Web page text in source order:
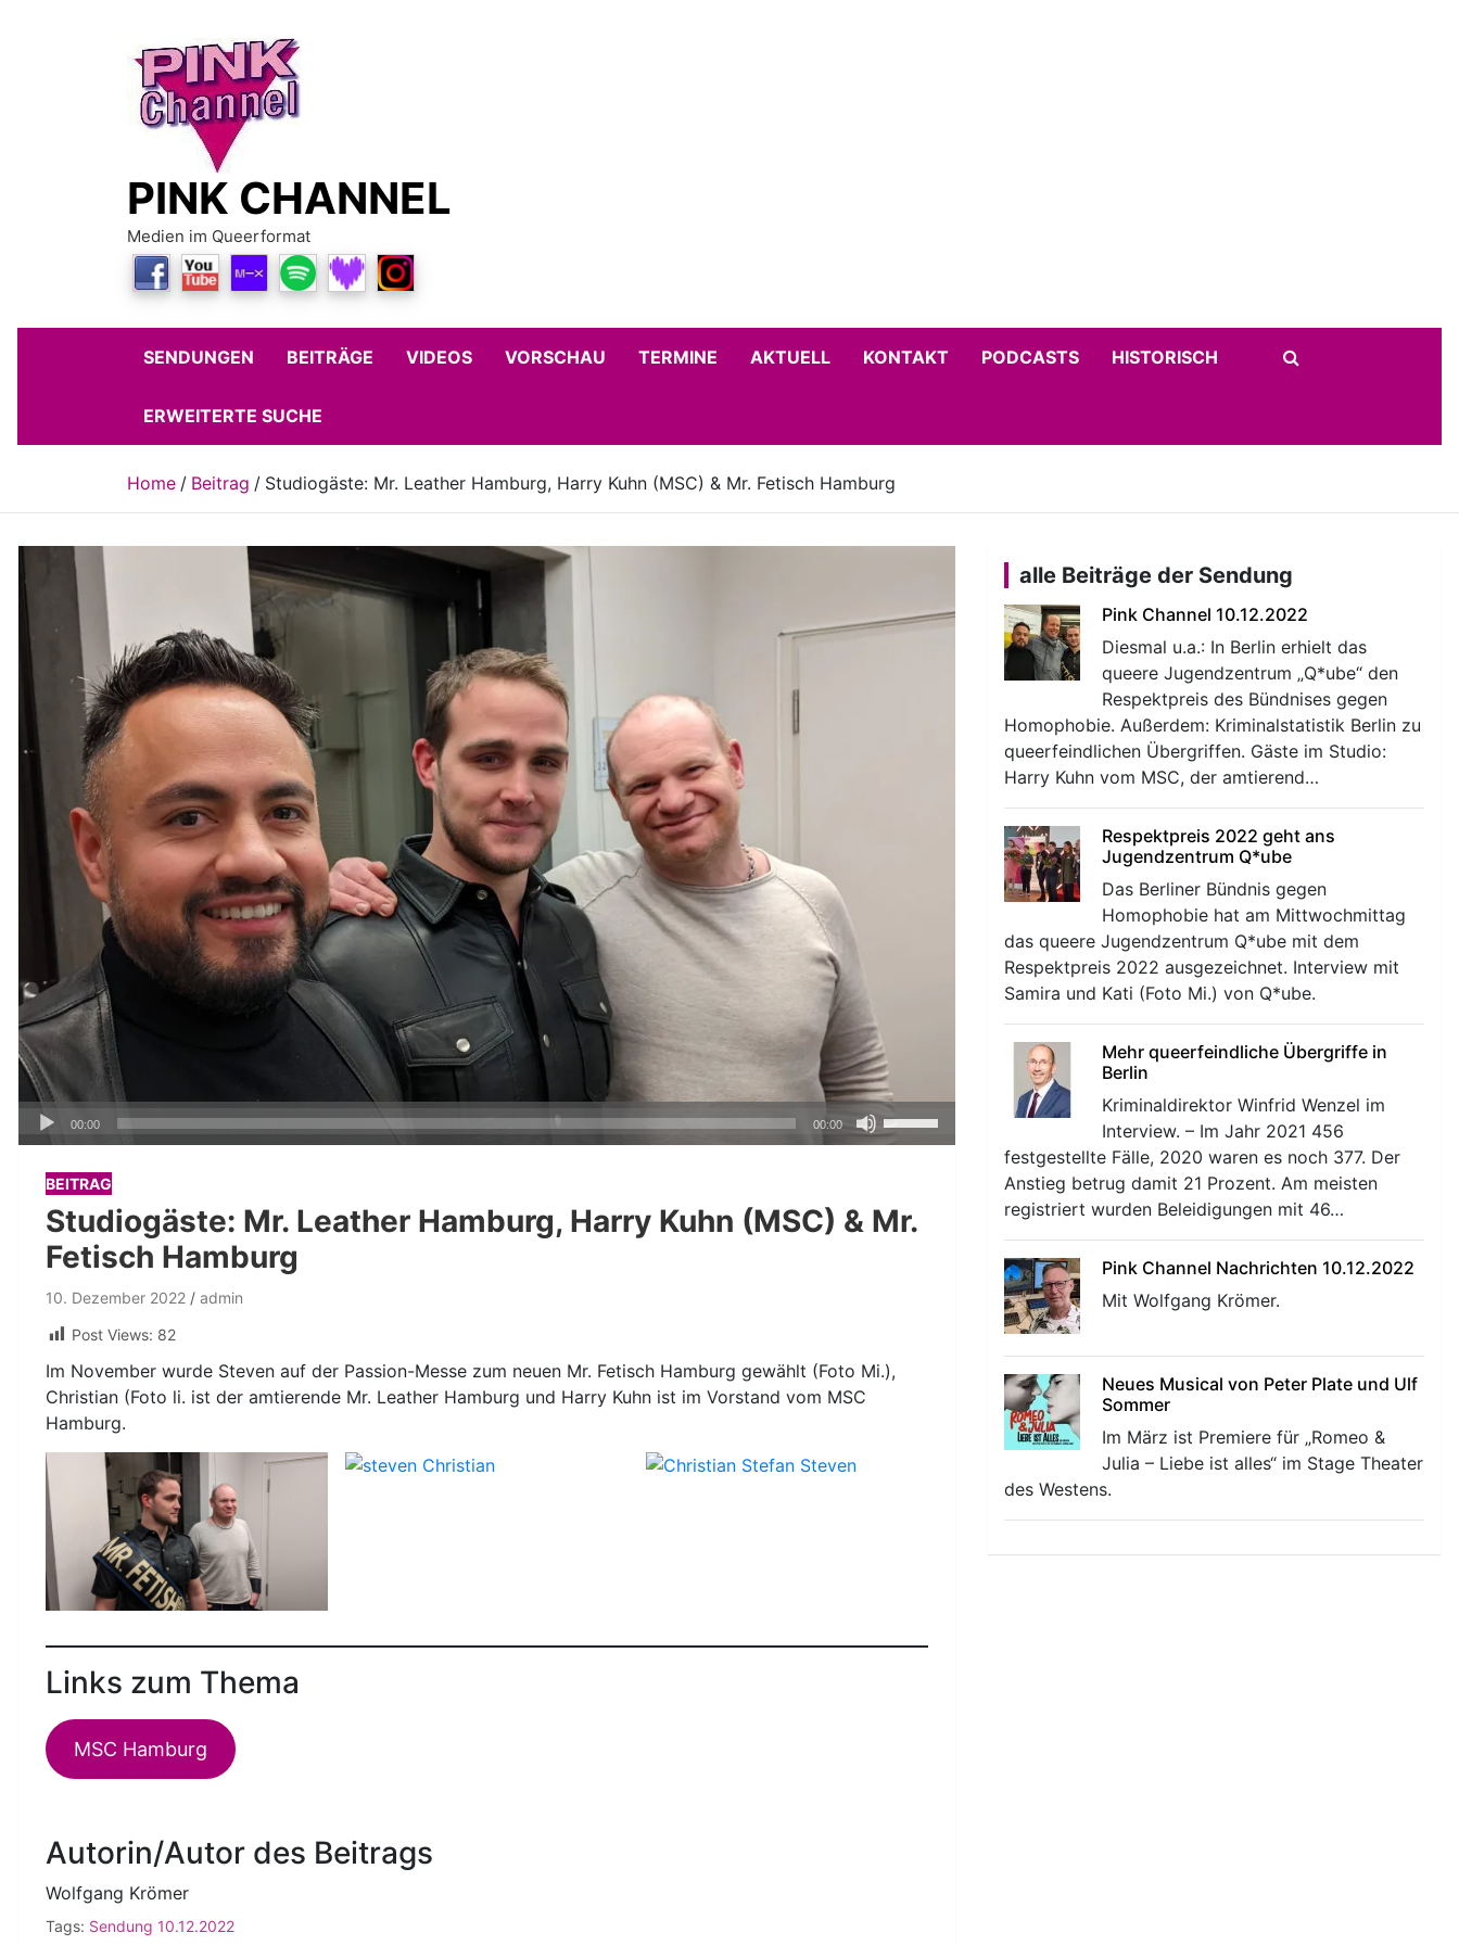
PINK CHANNEL
Medien im Queerformat
SENDUNGEN BEITRÄGE VIDEOS VORSCHAU TERMINE AKTUELL KONTAKT PODCASTS HISTORISCH
ERWEITERTE SUCHE
Home Beitrag Studiogäste: Mr. Leather Hamburg, Harry Kuhn (MSC) & Mr. Fetisch Hamburg
Audio-
Player
00:00 00:00
Pfeiltasten
Hoch/Runter
die
BEITRAG
Studiogäste: Mr. Leather Hamburg, Harry Kuhn (MSC) & Mr.
Fetisch Hamburg
10. Dezember 2022
admin
Post Views: 82
Im November wurde Steven auf der Passion-Messe zum neuen Mr. Fetisch Hamburg gewählt (Foto Mi.),
Christian (Foto li. ist der amtierende Mr. Leather Hamburg und Harry Kuhn ist im Vorstand vom MSC
Hamburg.
Links zum Thema
MSC Hamburg
Autorin/Autor des Beitrags
Wolfgang Krömer
Tags: Sendung 10.12.2022
alle Beiträge der Sendung
Pink Channel 10.12.2022
Diesmal u.a.: In Berlin erhielt das
queere Jugendzentrum „Q*ube“ den
Respektpreis des Bündnises gegen
Homophobie. Außerdem: Kriminalstatistik Berlin zu
queerfeindlichen Übergriffen. Gäste im Studio:
Harry Kuhn vom MSC, der amtierend…
Respektpreis 2022 geht ans
Jugendzentrum Q*ube
Das Berliner Bündnis gegen
Homophobie hat am Mittwochmittag
das queere Jugendzentrum Q*ube mit dem
Respektpreis 2022 ausgezeichnet. Interview mit
Samira und Kati (Foto Mi.) von Q*ube.
Mehr queerfeindliche Übergriffe in
Berlin
Kriminaldirektor Winfrid Wenzel im
Interview. – Im Jahr 2021 456
festgestellte Fälle, 2020 waren es noch 377. Der
Anstieg betrug damit 21 Prozent. Am meisten
registriert wurden Beleidigungen mit 46…
Pink Channel Nachrichten 10.12.2022
Mit Wolfgang Krömer.
Neues Musical von Peter Plate und Ulf
Sommer
Im März ist Premiere für „Romeo &
Julia – Liebe ist alles“ im Stage Theater
des Westens.